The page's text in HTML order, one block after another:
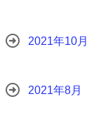
2021年10月
2021年8月